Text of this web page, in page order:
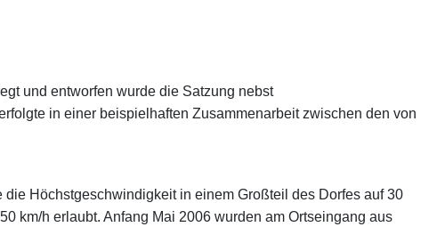
und entworfen wurde die Satzung nebst
in einer beispielhaften Zusammenarbeit zwischen den von
Höchstgeschwindigkeit in einem Großteil des Dorfes auf 30
km/h erlaubt. Anfang Mai 2006 wurden am Ortseingang aus